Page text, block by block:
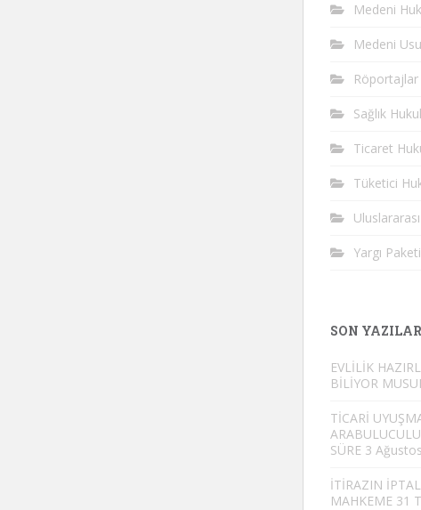
Medeni
Medeni
Röportajlar
Sağlık
Ticaret
Tüketici
Yargı Paketi
SON
EVLİLİK
BİLİYOR
TİCARİ
SÜRE 3
İTİRAZIN
MAHKEME 31